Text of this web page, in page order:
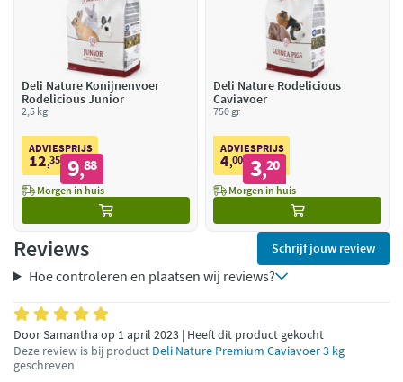
Deli Nature Konijnenvoer
Rodelicious Junior
2,5 kg
ADVIESPRIJS
12,35 9,88
Morgen in huis
Deli Nature Rodelicious
Caviavoer
750 gr
ADVIESPRIJS
4,00 3,20
Morgen in huis
Reviews Schrijf jouw review
Hoe controleren en plaatsen wij reviews?
Door Samantha op 1 april 2023 | Heeft dit product gekocht
Deze review is bij product Deli Nature Premium Caviavoer 3 kg
geschreven